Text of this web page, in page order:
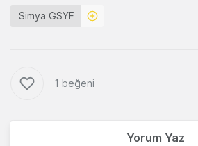
Simya GSYF
1 beğeni
Yorum Yaz